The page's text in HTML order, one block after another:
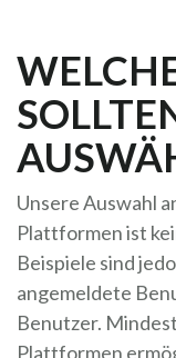
Unsere Auswahl
Plattformen ist
Beispiele sind
angemeldete
Benutzer.
Plattformen